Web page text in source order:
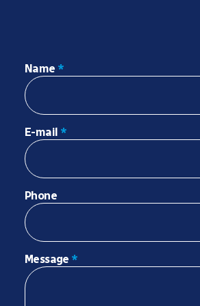
Name *
E-mail *
Phone
Message *